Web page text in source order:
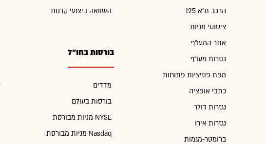
הרכב ת"א 125
ציטוטי מניות
אתר המעו"ף
נגזרות מעו"ף
מפת פוזיציות פתוחות
כתבי אופציה
נגזרות דולר
נגזרות אירו
ברומטר-מגמות
השוואה ביצועי קרנות
בורסות בחו"ל
מדדים
בורסות בעולם
מניות מבורסת NYSE
מניות מבורסת Nasdaq